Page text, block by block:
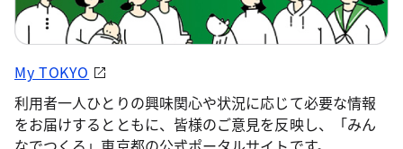
My TOKYO
利用者一人ひとりの興味関心や状況に応じて必要な情報
をお届けするとともに、皆様のご意見を反映し、「みん